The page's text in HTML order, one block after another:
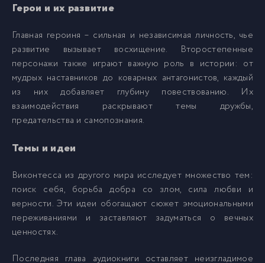
15 015
16 016
17 017
18
19 019
20 020
Герои и их развитие
Главная героиня – сильная и независимая личность, чье
развитие вызывает восхищение. Второстепенные
персонажи также играют важную роль в истории: от
мудрых наставников до коварных антагонистов, каждый
из них добавляет глубину повествованию. Их
взаимодействия раскрывают темы дружбы,
предательства и самопознания.
Темы и идеи
Виконтесса из другого мира исследует множество тем:
поиск себя, борьба добра со злом, сила любви и
верности. Эти идеи обогащают сюжет эмоциональными
переживаниями и заставляют задуматься о вечных
ценностях.
Последняя глава аудиокниги оставляет неизгладимое